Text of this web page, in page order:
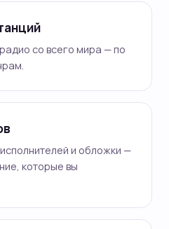
со всего мира — по
и обложки —
которые вы